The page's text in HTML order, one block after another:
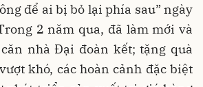
để ai bị bỏ lại phía sau” ngày
2 năm qua, đã làm mới và
nhà Đại đoàn kết; tặng quà
khó, các hoàn cảnh đặc biệt